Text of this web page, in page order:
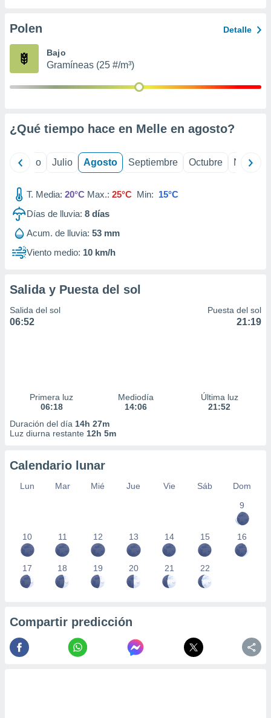
e
mediante
publicidad
publicidad
1199
Polen Detalle
Bajo
Gramíneas (25 #/m³)
¿Qué tiempo hace en Melle en agosto?
Junio Julio Agosto Septiembre Octubre
T. Media: 20°C Max.: 25°C Min: 15°C
Días de lluvia: 8 días
Acum. de lluvia: 53 mm
Viento medio: 10 km/h
Salida y Puesta del sol
Salida del sol
06:52
Puesta del sol
21:19
Primera luz
06:18
Mediodía
14:06
Última luz
21:52
Duración del día 14h 27m
Luz diurna restante 12h 5m
Calendario lunar
Lun Mar Mié Jue Vie Sáb
Dom
9
10 11 12 13 14 15 16
17 18 19 20 21 22
Compartir predicción